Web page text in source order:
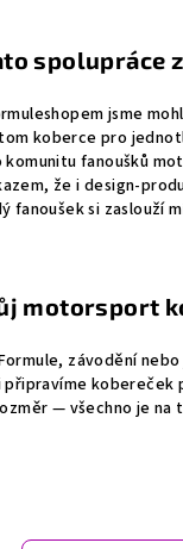
spolupráce
jsme
koberce pro
fanoušků
že i design-
fanoušek si zaslouží
motorsport
závodění
připravíme
— všechno je na